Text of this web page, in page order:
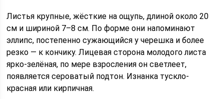
Листья крупные, жёсткие на ощупь, длиной около 20
см и шириной 7–8 см. По форме они напоминают
эллипс, постепенно сужающийся у черешка и более
резко — к кончику. Лицевая сторона молодого листа
ярко-зелёная, по мере взросления он светлеет,
появляется сероватый подтон. Изнанка тускло-
красная или кирпичная.